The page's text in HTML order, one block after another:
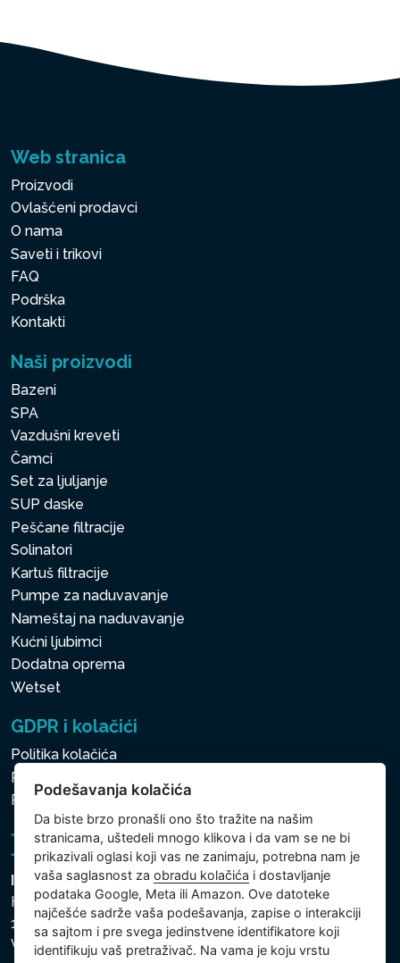
Web stranica
Proizvodi
Ovlašćeni prodavci
O nama
Saveti i trikovi
FAQ
Podrška
Kontakti
Naši proizvodi
Bazeni
SPA
Vazdušni kreveti
Čamci
Set za ljuljanje
SUP daske
Peščane filtracije
Solinatori
Kartuš filtracije
Pumpe za naduvavanje
Nameštaj na naduvavanje
Kućni ljubimci
Dodatna oprema
Wetset
GDPR i kolačići
Politika kolačića
Politika zaštite ličnih i drugih obrađivanih podataka
Podešavanja kolačića
Intex Trading, s.r.o.
Hradecká 2526/3
130 00 Praha 3
Vinohrady - Česká republika
Podešavanja kolačića
Da biste brzo pronašli ono što tražite na našim
stranicama, uštedeli mnogo klikova i da vam se ne bi
prikazivali oglasi koji vas ne zanimaju, potrebna nam je
vaša saglasnost zaobradu kolačića i dostavljanje
podataka Google, Meta ili Amazon. Ove datoteke
najčešće sadrže vaša podešavanja, zapise o interakciji
sa sajtom i pre svega jedinstvene identifikatore koji
identifikuju vaš pretraživač. Na vama je koju vrstu